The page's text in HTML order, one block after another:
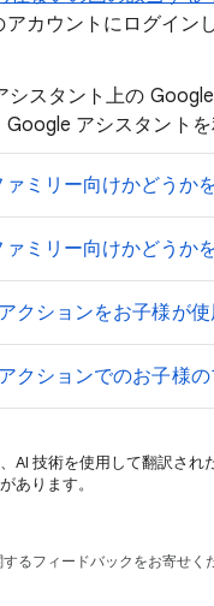
アカウントにログイン
シスタント上の
アシスタント
ミリー向けかどうか
ミリー向けかどうか
クションをお子様が
クションでのお子様
AI 技術を使用して翻訳さ
あります。
するフィードバックをお寄せく